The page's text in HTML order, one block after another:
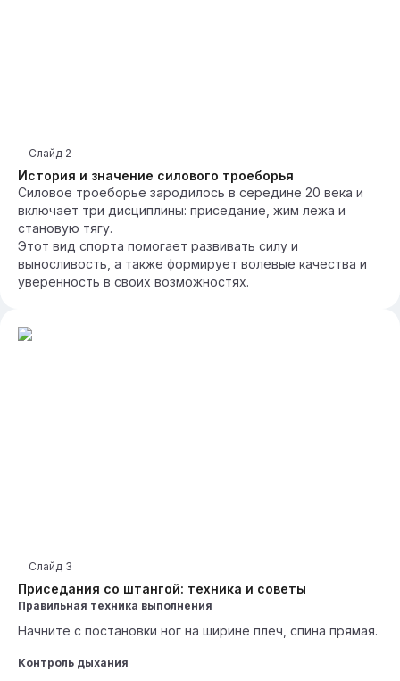
История и значение силового троеборья
Слайд 2
Силовое троеборье зародилось в середине 20 века и
включает три дисциплины: приседание, жим лежа и
становую тягу.
Этот вид спорта помогает развивать силу и
выносливость, а также формирует волевые качества и
уверенность в своих возможностях.
Приседания со штангой: техника и советы
Слайд 3
Правильная техника выполнения
Начните с постановки ног на ширине плеч, спина прямая.
Контроль дыхания